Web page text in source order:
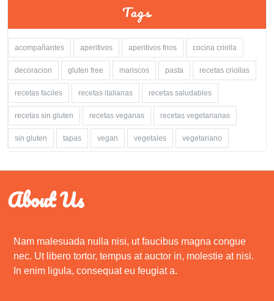
Tags
acompañantes aperitivos aperitivos frios cocina criolla
decoracion gluten free mariscos pasta recetas criollas
recetas faciles recetas italianas recetas saludables
recetas sin gluten recetas veganas recetas vegetarianas
sin gluten tapas vegan vegetales vegetariano
About Us
Nam malesuada nulla nisi, ut faucibus magna congue
nec. Ut libero tortor, tempus at auctor in, molestie at nisi.
In enim ligula, consequat eu feugiat a.